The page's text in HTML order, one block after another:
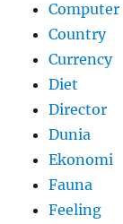
Computer
Country
Currency
Diet
Director
Dunia
Ekonomi
Fauna
Feeling